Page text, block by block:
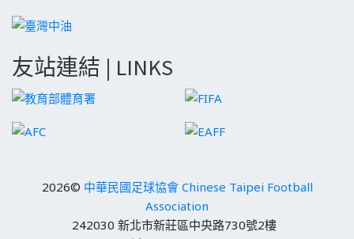
友站連結 | LINKS
2026© 中華民國足球協會 Chinese Taipei Football
Association
242030 新北市新莊區中央路730號2樓